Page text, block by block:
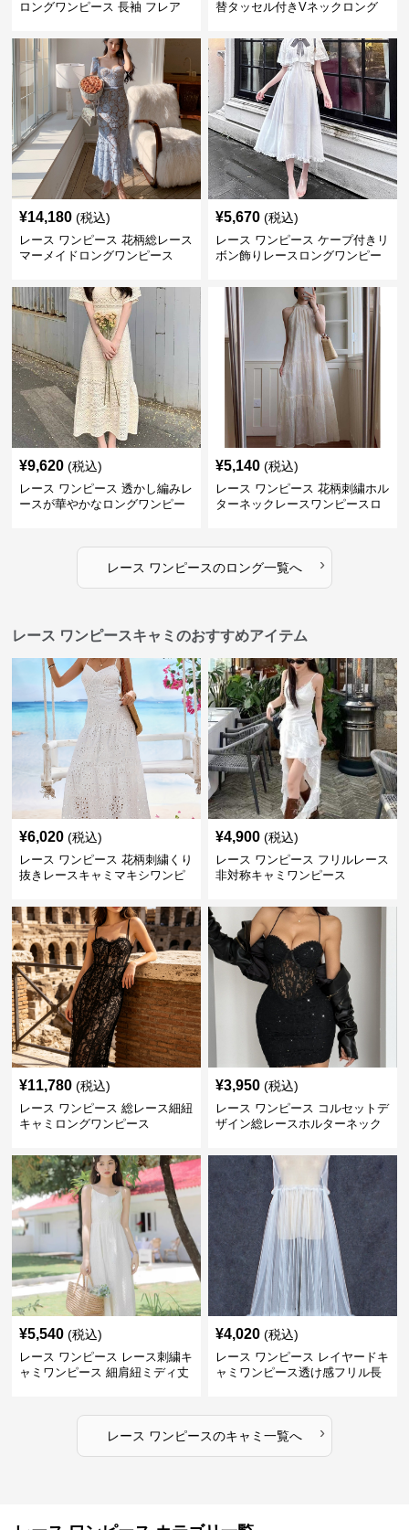
ロングワンピース 長袖 フレア
替タッセル付きVネックロング
¥14,180 (税込)
レース ワンピース 花柄総レース
マーメイドロングワンピース
¥5,670 (税込)
レース ワンピース ケープ付きリ
ボン飾りレースロングワンピー
¥9,620 (税込)
レース ワンピース 透かし編みレ
ースが華やかなロングワンピー
¥5,140 (税込)
レース ワンピース 花柄刺繍ホル
ターネックレースワンピースロ
レース ワンピースのロング一覧へ ›
レース ワンピースキャミのおすすめアイテム
¥6,020 (税込)
レース ワンピース 花柄刺繍くり
抜きレースキャミマキシワンピ
¥4,900 (税込)
レース ワンピース フリルレース
非対称キャミワンピース
¥11,780 (税込)
レース ワンピース 総レース細紐
キャミロングワンピース
¥3,950 (税込)
レース ワンピース コルセットデ
ザイン総レースホルターネック
¥5,540 (税込)
レース ワンピース レース刺繍キ
ャミワンピース 細肩紐ミディ丈
¥4,020 (税込)
レース ワンピース レイヤードキ
ャミワンピース透け感フリル長
レース ワンピースのキャミ 一覧へ ›